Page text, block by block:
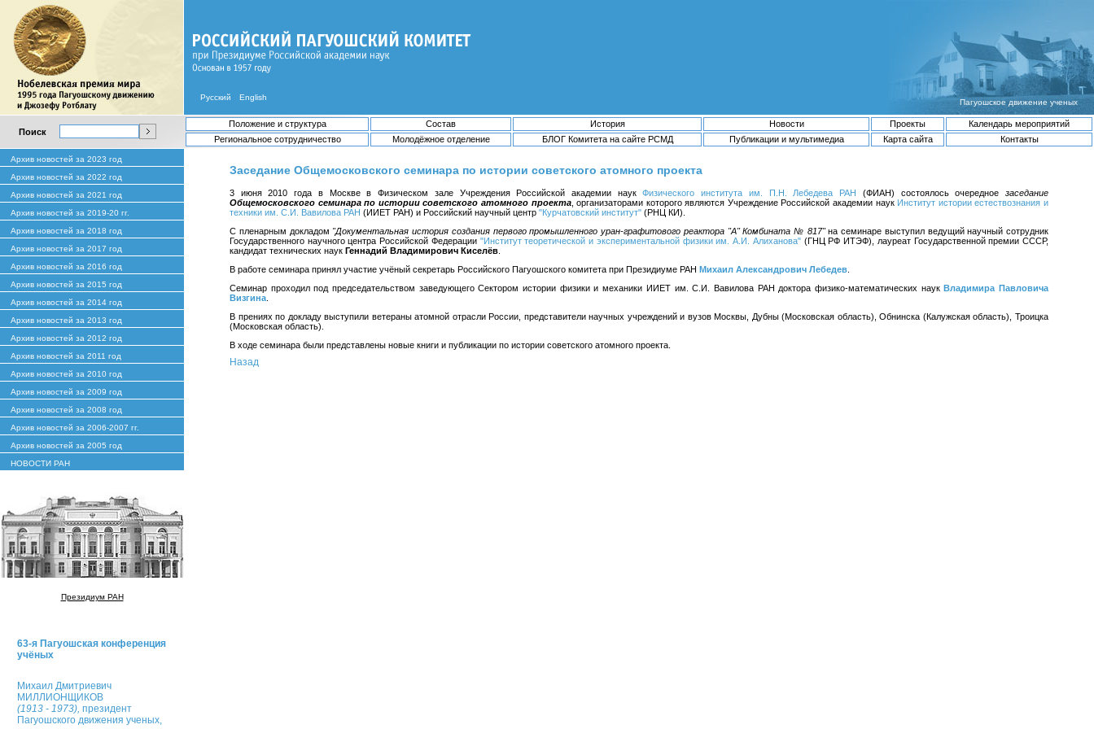
Пагуошское движение ученых
Русский English
Поиск
Положение и структура Состав История Новости Проекты
Календарь мероприятий
Региональное сотрудничество
Молодёжное отделение БЛОГ Комитета на сайте РСМД Публикации и мультимедиа Карта сайта Контакты
Архив новостей за 2023 год
Архив новостей за 2022 год
Архив новостей за 2021 год
Архив новостей за 2019-20 гг.
Архив новостей за 2018 год
Архив новостей за 2017 год
Архив новостей за 2016 год
Архив новостей за 2015 год
Архив новостей за 2014 год
Архив новостей за 2013 год
Архив новостей за 2012 год
Архив новостей за 2011 год
Архив новостей за 2010 год
Архив новостей за 2009 год
Архив новостей за 2008 год
Архив новостей за 2006-2007 гг.
Архив новостей за 2005 год
НОВОСТИ РАН
Президиум РАН
63-я Пагуошская конференция
учёных
Михаил Дмитриевич
МИЛЛИОНЩИКОВ
(1913 - 1973), президент
Пагуошского движения ученых,
Заседание Общемосковского семинара по истории советского атомного проекта
3 июня 2010 года в Москве в Физическом зале Учреждения Российской академии наукФизического института им. П.Н. Лебедева РАН (ФИАН) состоялось очередноезаседание
Общемосковского семинара по истории советского атомного проекта, организаторами которого являются Учреждение Российской академии наук Институт истории естествознания и
техники им. С.И. Вавилова РАН (ИИЕТ РАН) и Российский научный центр "Курчатовский институт" (РНЦ КИ).
С пленарным докладом "Документальная история создания первого промышленного уран-графитового реактора "А" Комбината № 817"на семинаре выступил ведущий научный сотрудник
Государственного научного центра Российской Федерации "Институт теоретической и экспериментальной физики им. А.И. Алиханова"(ГНЦ РФ ИТЭФ), лауреат Государственной премии СССР,
кандидат технических наук Геннадий Владимирович Киселёв
В работе семинара принял участие учёный секретарь Российского Пагуошского комитета при Президиуме РАН Михаил Александрович Лебедев
Семинар проходил под председательством заведующего Сектором истории физики и механики ИИЕТ им. С.И. Вавилова РАН доктора физико-математических наукВладимира Павловича
Визгина
В прениях по докладу выступили ветераны атомной отрасли России, представители научных учреждений и вузов Москвы, Дубны (Московская область), Обнинска (Калужская область), Троицка
(Московская область).
В ходе семинара были представлены новые книги и публикации по истории советского атомного проекта.
Назад